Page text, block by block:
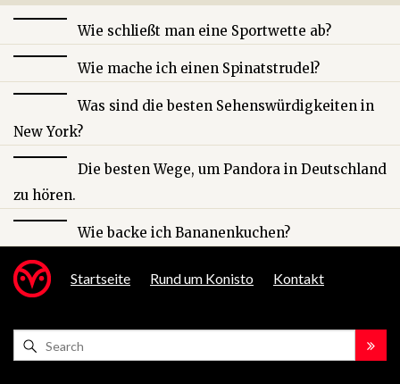
Wie schließt man eine Sportwette ab?
Wie mache ich einen Spinatstrudel?
Was sind die besten Sehenswürdigkeiten in
New York?
Die besten Wege, um Pandora in Deutschland
zu hören.
Wie backe ich Bananenkuchen?
Startseite Rund um Konisto Kontakt